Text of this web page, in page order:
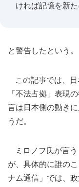
ければ記憶を新
と警告したという。
この記事では、日
「不法占拠」表現
言は日本側の動き
うだ。
ミロノフ氏が言う
が、具体的に誰の
ナム通信」では、